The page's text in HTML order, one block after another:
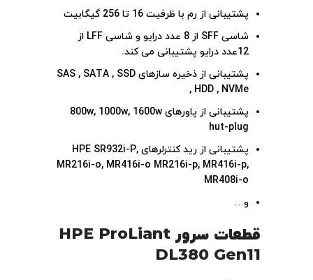
پشتیبانی از رم با ظرفیت 16 تا 256 گیگابیت
شاسی SFF از 8 عدد درایو و شاسی LFF از
12عدد درایو پشتیبانی می کند.
پشتیبانی از ذخیره سازهای SAS , SATA , SSD
, HDD , NVMe
پشتیبانی از پاورهای 800w, 1000w, 1600w
hut-plug
پشتیبانی از رید کنترلرهای HPE SR932i-P,
MR216i-o, MR416i-o MR216i-p, MR416i-p,
MR408i-o
و…
قطعات سرور HPE ProLiant
DL380 Gen11